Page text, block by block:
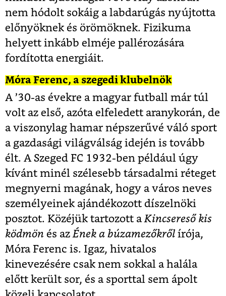
nem hódolt sokáig a labdarúgás nyújtotta
előnyöknek és örömöknek. Fizikuma
helyett inkább elméje pallérozására
fordította energiáit.
Móra Ferenc, a szegedi klubelnök
A ’30-as évekre a magyar futball már túl
volt az első, azóta elfeledett aranykorán, de
a viszonylag hamar népszerűvé váló sport
a gazdasági világválság idején is tovább
élt. A Szeged FC 1932-ben például úgy
kívánt minél szélesebb társadalmi réteget
megnyerni magának, hogy a város neves
személyeinek ajándékozott díszelnöki
posztot. Közéjük tartozott aKincsereső kis
ködmön és azÉnek a búzamezőkről írója,
Móra Ferenc is. Igaz, hivatalos
kinevezésére csak nem sokkal a halála
előtt került sor, és a sporttal sem ápolt